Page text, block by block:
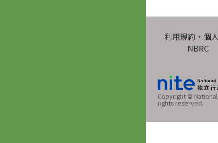
利用規約・個
NBRC
Copyright ©
rights reserved.